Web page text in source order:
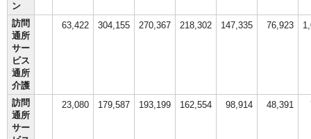
ン
訪問
通所
サー
ビス
通所
介護
63,422 304,155 270,367 218,302 147,335 76,923
訪問
通所
サー
23,080 179,587 193,199 162,554 98,914 48,391